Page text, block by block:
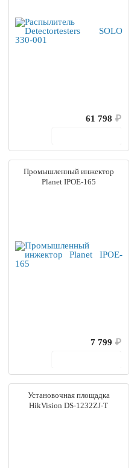
61 798 ₽
Промышленный инжектор
Planet IPOE-165
7 799 ₽
Установочная площадка
HikVision DS-1232ZJ-T